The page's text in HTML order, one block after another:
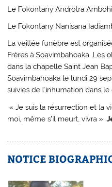
Le Fokontany Androtra
Le Fokontany Nanisana
La veillée funèbre est
Frères à Soavimbahoaka. Les
dans la chapelle Saint Jean
Soavimbahoaka le lundi 29
suivies de l’inhumation dans le
« Je suis la résurrection et la
moi, même s’il meurt, vivra ».
NOTICE